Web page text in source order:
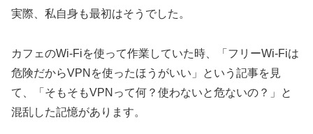
実際、私自身も最初はそうでした。
カフェのWi-Fiを使って作業していた時、「フリーWi-Fiは
危険だからVPNを使ったほうがいい」という記事を見
て、「そもそもVPNって何？使わないと危ないの？」と
混乱した記憶があります。